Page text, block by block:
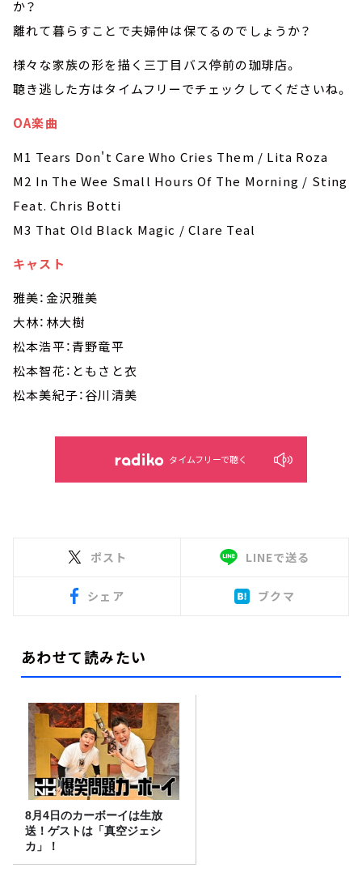
か？
離れて暮らすことで夫婦仲は保てるのでしょうか？
様々な家族の形を描く三丁目バス停前の珈琲店。
聴き逃した方はタイムフリーでチェックしてくださいね。
OA楽曲
M1 Tears Don't Care Who Cries Them / Lita Roza
M2 In The Wee Small Hours Of The Morning / Sting
Feat. Chris Botti
M3 That Old Black Magic / Clare Teal
キャスト
雅美：金沢雅美
大林：林大樹
松本浩平：青野竜平
松本智花：ともさと衣
松本美紀子：谷川清美
タイムフリーで聴く
ポスト LINEで送る
シェア ブクマ
あわせて読みたい
8月4日のカーボーイは生放
送！ゲストは「真空ジェシ
カ」！